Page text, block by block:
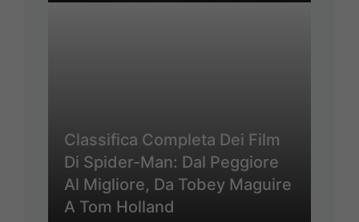
Classifica Completa Dei Film
Di Spider-Man: Dal Peggiore
Al Migliore, Da Tobey Maguire
A Tom Holland